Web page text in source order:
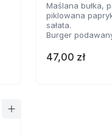
Maślana bułka,
piklowana
sałata.
Burger
47,00 zł